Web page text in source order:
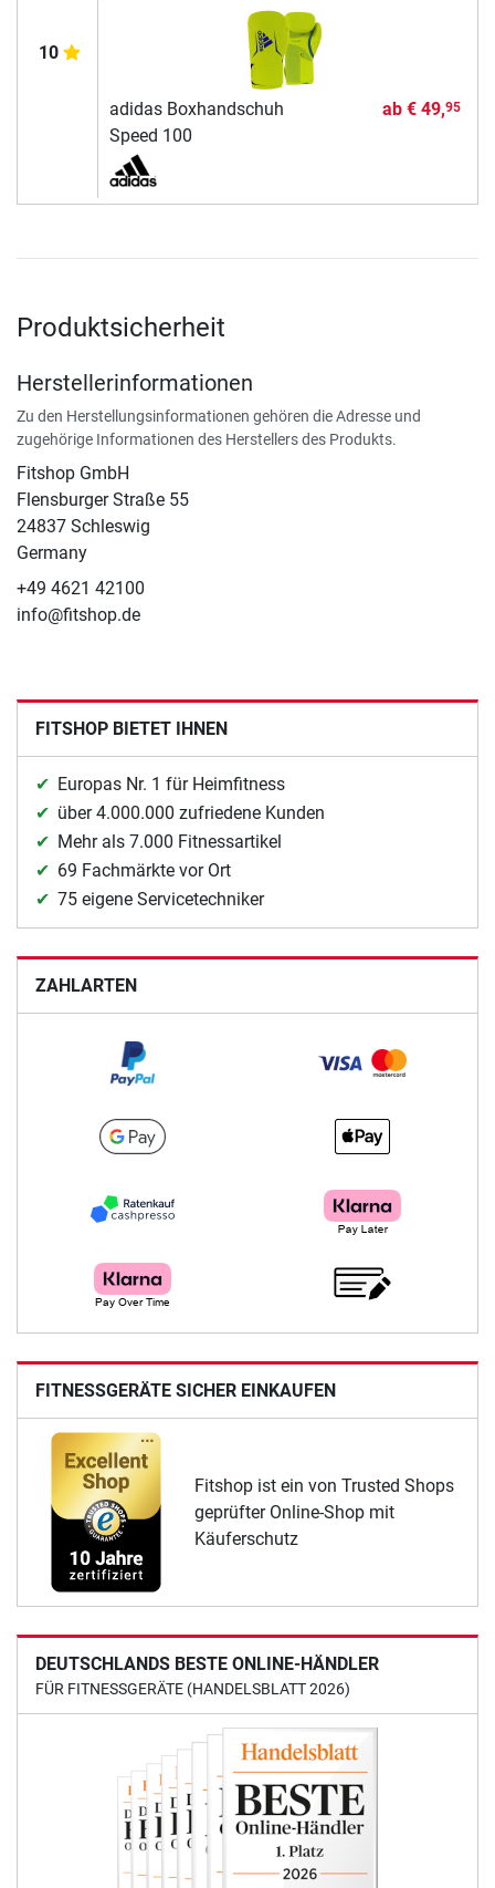
10
adidas Boxhandschuh
Speed 100
ab € 49,95
Produktsicherheit
Herstellerinformationen
Zu den Herstellungsinformationen gehören die Adresse und
zugehörige Informationen des Herstellers des Produkts.
Fitshop GmbH
Flensburger Straße 55
24837 Schleswig
Germany
+49 4621 42100
info@fitshop.de
FITSHOP BIETET IHNEN
Europas Nr. 1 für Heimfitness
über 4.000.000 zufriedene Kunden
Mehr als 7.000 Fitnessartikel
69 Fachmärkte vor Ort
75 eigene Servicetechniker
ZAHLARTEN
FITNESSGERÄTE SICHER EINKAUFEN
Fitshop ist ein von Trusted Shops
geprüfter Online-Shop mit
Käuferschutz
DEUTSCHLANDS BESTE ONLINE-HÄNDLER
FÜR FITNESSGERÄTE (HANDELSBLATT 2026)